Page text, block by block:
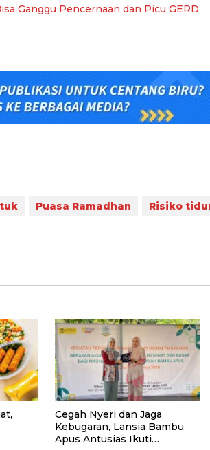
Ganggu Pencernaan dan Picu GERD
Puasa Ramadhan Risiko
Cegah Nyeri dan Jaga
Kebugaran, Lansia Bambu
Apus Antusias Ikuti